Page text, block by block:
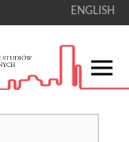
ENGLISH